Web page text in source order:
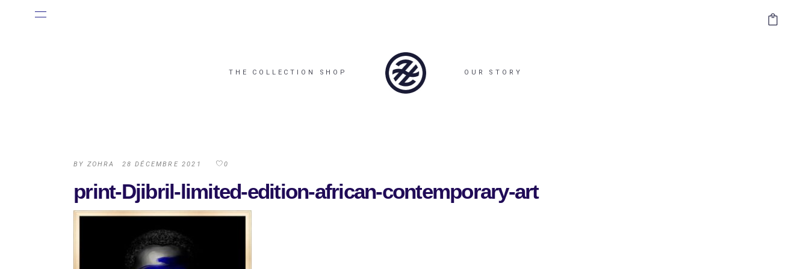
THE COLLECTION SHOP OUR STORY
BY ZOHRA 28 DÉCEMBRE 2021 0
print-Djibril-limited-edition-african-contemporary-art